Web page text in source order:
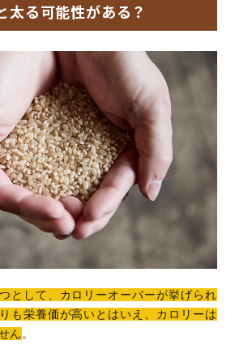
太る可能性がある？
として、カロリーオーバーが挙げられ
も栄養価が高いとはいえ、カロリーは
ん 。